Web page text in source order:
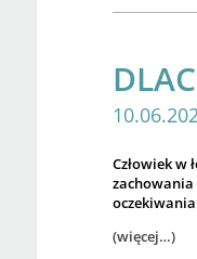
Człowiek w
(więcej…)